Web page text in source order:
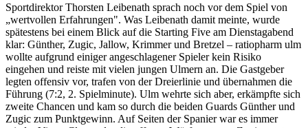
Sportdirektor Thorsten Leibenath sprach noch vor dem Spiel von
„wertvollen Erfahrungen". Was Leibenath damit meinte, wurde
spätestens bei einem Blick auf die Starting Five am Dienstagabend
klar: Günther, Zugic, Jallow, Krimmer und Bretzel – ratiopharm ulm
wollte aufgrund einiger angeschlagener Spieler kein Risiko
eingehen und reiste mit vielen jungen Ulmern an. Die Gastgeber
legten offensiv vor, trafen von der Dreierlinie und übernahmen die
Führung (7:2, 2. Spielminute). Ulm wehrte sich aber, erkämpfte sich
zweite Chancen und kam so durch die beiden Guards Günther und
Zugic zum Punktgewinn. Auf Seiten der Spanier war es immer